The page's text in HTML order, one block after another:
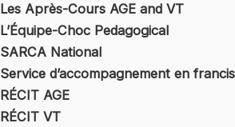
Les Après-Cours AGE and VT
L’Équipe-Choc Pedagogical
SARCA National
Service d’accompagnement en
RÉCIT AGE
RÉCIT VT